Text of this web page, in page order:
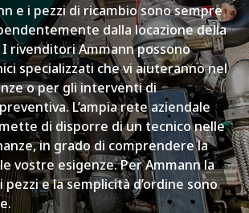
e i pezzi di ricambio sono sempre
dalla locazione della
rivenditori Ammann possono
specializzati che vi aiuteranno nel
o per gli interventi di
L’ampia rete aziendale
di disporre di un tecnico nelle
in grado di comprendere la
vostre esigenze. Per Ammann la
e la semplicità d’ordine sono